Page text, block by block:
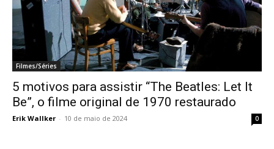
Filmes/Séries
5 motivos para assistir “The Beatles: Let It
Be”, o filme original de 1970 restaurado
Erik Wallker - 10 de maio de 2024 0